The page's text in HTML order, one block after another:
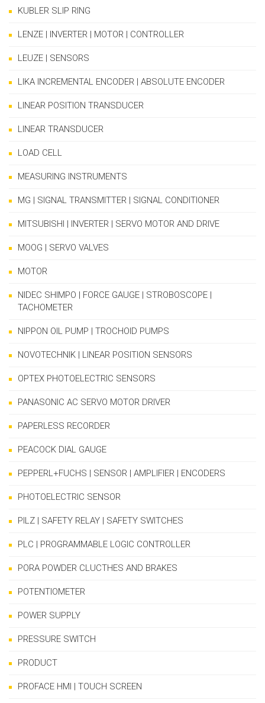
KUBLER SLIP RING
LENZE | INVERTER | MOTOR | CONTROLLER
LEUZE | SENSORS
LIKA INCREMENTAL ENCODER | ABSOLUTE ENCODER
LINEAR POSITION TRANSDUCER
LINEAR TRANSDUCER
LOAD CELL
MEASURING INSTRUMENTS
MG | SIGNAL TRANSMITTER | SIGNAL CONDITIONER
MITSUBISHI | INVERTER | SERVO MOTOR AND DRIVE
MOOG | SERVO VALVES
MOTOR
NIDEC SHIMPO | FORCE GAUGE | STROBOSCOPE |
TACHOMETER
NIPPON OIL PUMP | TROCHOID PUMPS
NOVOTECHNIK | LINEAR POSITION SENSORS
OPTEX PHOTOELECTRIC SENSORS
PANASONIC AC SERVO MOTOR DRIVER
PAPERLESS RECORDER
PEACOCK DIAL GAUGE
PEPPERL+FUCHS | SENSOR | AMPLIFIER | ENCODERS
PHOTOELECTRIC SENSOR
PILZ | SAFETY RELAY | SAFETY SWITCHES
PLC | PROGRAMMABLE LOGIC CONTROLLER
PORA POWDER CLUCTHES AND BRAKES
POTENTIOMETER
POWER SUPPLY
PRESSURE SWITCH
PRODUCT
PROFACE HMI | TOUCH SCREEN